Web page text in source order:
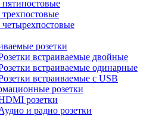
розетки
встраиваемые двойные
встраиваемые одинарные
встраиваемые с USB
розетки
розетки
и радио розетки